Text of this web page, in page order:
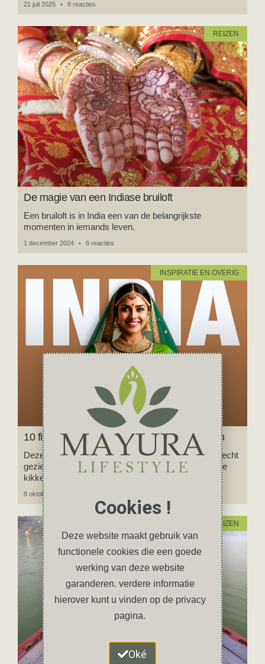
21 juli 2025 8 reacties
REIZEN
De magie van een Indiase bruiloft
Een bruiloft is in India een van de belangrijkste
momenten in iemands leven.
1 december 2024 6 reacties
INSPIRATIE EN OVERIG
10 films over India die je gezien moet hebben
Deze 10 films over India móet je als Indialiefhebber echt
gezien hebben, inclusief een recept voor geroosterde
kikkererwten, de ideale gezonde snack!
8 oktober 2024
REIZEN
Cookies !
Deze website maakt gebruik van
functionele cookies die een goede
werking van deze website
garanderen. verdere informatie
hierover kunt u vinden op de privacy
pagina.
Oké